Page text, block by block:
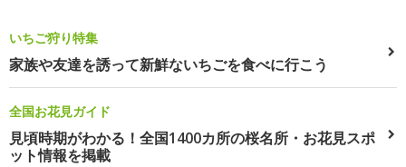
いちご狩り特集
家族や友達を誘って新鮮ないちごを食べに行こう
全国お花見ガイド
見頃時期がわかる！全国1400カ所の桜名所・お花見スポ
ット情報を掲載